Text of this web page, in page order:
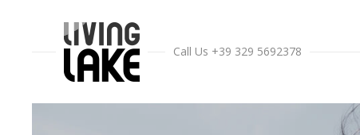
Call Us +39 329 5692378